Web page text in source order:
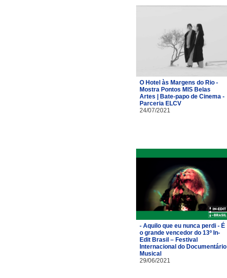
O Hotel às Margens do Rio -
Mostra Pontos MIS Belas
Artes | Bate-papo de Cinema -
Parceria ELCV
24/07/2021
- Aquilo que eu nunca perdi - É
o grande vencedor do 13º In-
Edit Brasil – Festival
Internacional do Documentário
Musical
29/06/2021